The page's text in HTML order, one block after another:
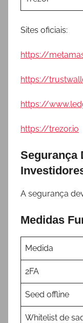
Sites oficiais:
https://
https://
https://
https://trezor.io
Segurança
A segurança
Medidas
Medida
2FA
Seed offline
Whitelist de